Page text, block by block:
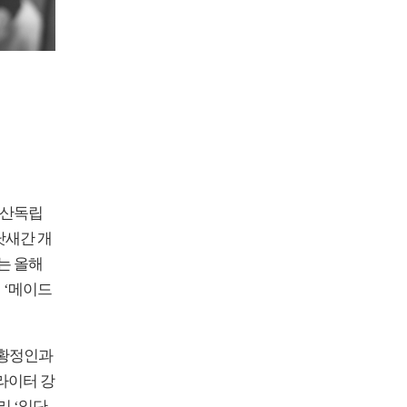
독립
새간 개
올해
메이드
정인과
이터 강